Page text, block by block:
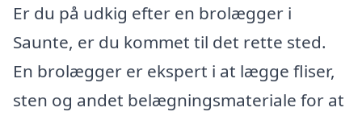
Er du på udkig efter en brolægger i
Saunte, er du kommet til det rette sted.
En brolægger er ekspert i at lægge fliser,
sten og andet belægningsmateriale for at